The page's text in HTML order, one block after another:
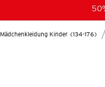
Mädchenkleidung Kinder (134-176)